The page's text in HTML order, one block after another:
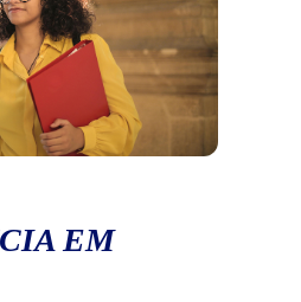
EM